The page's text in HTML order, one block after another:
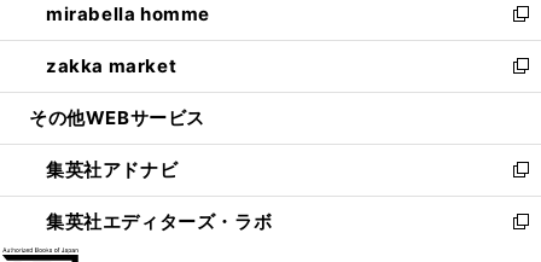
く
で
開
く
ド
ウ
で
開
ィ
ン
ド
ウ
開
く
い
ウ
ィ
ン
ウ
で
開
く
mirabella homme
新
し
い
ウ
ン
ド
ウ
で
zakka market
新
し
ウ
ィ
ン
ド
その他WEBサービス
集英社アドナビ
新
し
い
集英社エディターズ・ラボ
新